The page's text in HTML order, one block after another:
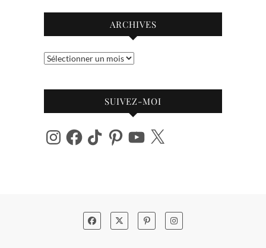
ARCHIVES
Archives
SUIVEZ-MOI
InstagramFacebook
TikTok PinterestYouTube
X